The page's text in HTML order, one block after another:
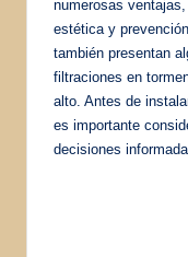
numerosas
estética y
también presentan
filtraciones en
alto. Antes de
es importante
decisiones